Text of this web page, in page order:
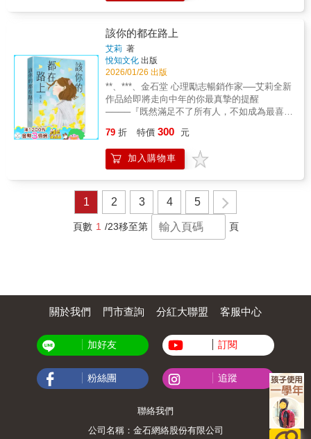
席，唯有智慧的人，才能在其中尋得真實的飽
足。這本書中的小故事，必能帶領你進入豐富
的盛宴中，使你的人生得著真實的智慧，做正
確的抉擇，以享受豐富生命的喜悅。──莊懷
駟．台北浸信會我們教會牧師人生道路常常需
要我們不斷做出抉擇。對基督徒來說，最了解
其重要性，因為是關乎生與死、福與禍，人要
自己做出決定，並且會影響他一生一世。本書
有助於我們對抉擇的思考、導向，並且告訴我
三一基督長老教會退休牧師人的一生難免經歷
許多困難、不如意的事，如何善處逆境，甚至
東山再起，是我們必須具備的心境、修養。作
者利用幾則小故事，讓我們在貧窮失意時，不
氣餒、不灰心、不畏邪惡，勤勞服伺並遵行
《聖經》的教導，做好預備心，凡事都有上帝
美好的旨意，「信靠主的必能得勝」。──黃俊
雄．台灣醫學中心協會理事長、前馬偕醫院院
這個殘酷又美好的世界生存，最該擁有的心態
是當斷則斷，就怕你嘴上說想改變命運，卻一
再重複昨天。這本自我解答之書，將用63個問
題╳81篇文章重啟你的人生。別再為目前的生
活狀態找藉口，真正能喚醒你的，是你對現狀
的不安、對未來的期盼，及不願將就的決心。
畢竟，人生不是販賣機，隨便選也沒關係。▍
這本書，寫給想改變又怕麻煩的你——#如果你
總是對自己心軟一旦你對自己下不了狠手，就
都是因為對自己太好了。#如果你認為偶爾妥協
無所謂你一直以為妥協、將就一些，這個世界
就會為你讓出一席之地，但最後除了失去更
多，除了怨念，你什麼都不曾得到。#如果你認
為人生只是重在參與這般心態不僅會毀了你的
熱情，還會抹殺你的努力。它讓你既配不上自
己的野心，也辜負了所受的苦難。不肯努力又
在一起，是喜歡重要，還是合適重要？2. 你是
如何區分「一往情深」和「死纏爛打」的？
「不分男女」的問題1. 你是否會覺得，另一種
你會選擇變成另一種性別嗎？如果改變了，你
覺得自己會活成什麼模樣？「信仰」的問題1.
想像一下，你失足掉進了一個深井裡，掉了足
足三十公尺才抓住一根藤蔓。你無比絕望地大
喊：「救命啊，上面有人嗎？」這時候，你聽
到一個聲音：「我是上帝，你放手吧，放手就
得救了。」你會放手嗎？還是繼續喊救命？2.
在你的葬禮上，你最希望聽到朋友們議論你什
該你的都在路上
艾莉 著
悅知文化 出版
2026/01/26 出版
**、***、金石堂 心理勵志暢銷作家──艾莉全新
作品給即將走向中年的你最真摯的提醒
────『既然滿足不了所有人，不如成為最喜歡
大人所遇到的「麻煩」，那些關於對自我的認
定、界線的維護、職場的權力拉鋸、難解的情
感關係……以更聰明的方法來面對嶄新的人
而是收穫各種被人生洗滌過的技能：辨別人際
的惡意、解決工作的方法、感情的取捨，只不
過還是有被打敗的時候…..或許就由艾莉以過來
人的身分慢慢說。■ 善良不用多，45%就好
場所，也同時是個讓我們邊承受磨練，邊學習
當情緒的載體，而不是容器。適當表達出自己
的底線和立場，卸載之後，就繼續日子該有的
對於親情，不要以為持續努力，總有一天就能
獲得該有的溫暖，但有些東西是永遠等不到
的。■ 哭是最好的慰藉────如果不知道痛苦何
時可以遠離，那就哭吧。只要搞懂這個世界不
會陪你一起落淚，天還是藍的，樹依然鮮綠。
▊ 睽違三年，以人生前輩之姿給予最誠懇的建
79 折 特價 300 元
加入購物車
1 2 3 4 5
頁數 1 /23移至第 頁
關於我們 門市查詢 分紅大聯盟 客服中心
加好友 訂閱
粉絲團 追蹤
聯絡我們
公司名稱：金石網絡股份有限公司